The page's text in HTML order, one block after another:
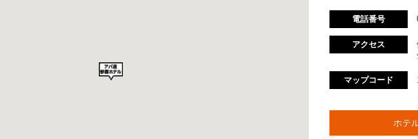
電話番号
アクセス
マップコード
ホテ